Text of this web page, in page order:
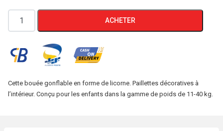
quantité
de
Gonflable
SINSAY
ACHETER
Cette bouée gonflable en forme de licorne. Paillettes décoratives à
l’intérieur. Conçu pour les enfants dans la gamme de poids de 11-40 kg.